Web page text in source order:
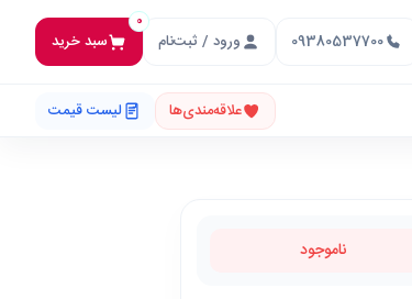
09380537700 ورود / ثبت‌نام سبد خرید
0
علاقه‌مندی‌ها لیست قیمت
ناموجود